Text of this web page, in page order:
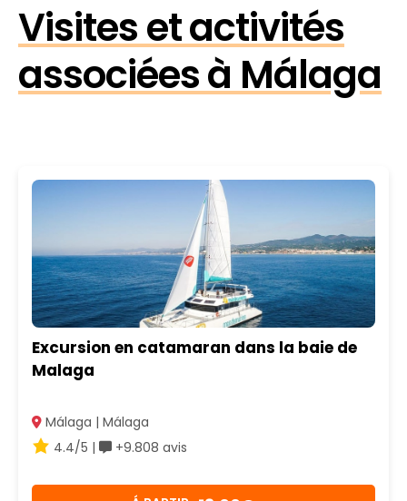
Visites et activités
associées à Málaga
Excursion en catamaran dans la baie de
Malaga
Málaga | Málaga
4.4/5 |
+9.808 avis